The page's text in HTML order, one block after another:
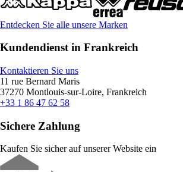
Entdecken Sie alle unsere Marken
Kundendienst in Frankreich
Kontaktieren Sie uns
11 rue Bernard Maris
37270 Montlouis-sur-Loire, Frankreich
+33 1 86 47 62 58
Sichere Zahlung
Kaufen Sie sicher auf unserer Website ein